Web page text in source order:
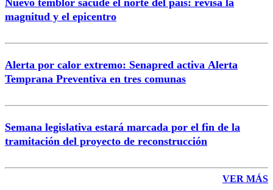
Nuevo temblor sacude el norte del país: revisa la
magnitud y el epicentro
Alerta por calor extremo: Senapred activa Alerta
Temprana Preventiva en tres comunas
Semana legislativa estará marcada por el fin de la
tramitación del proyecto de reconstrucción
VER MÁS